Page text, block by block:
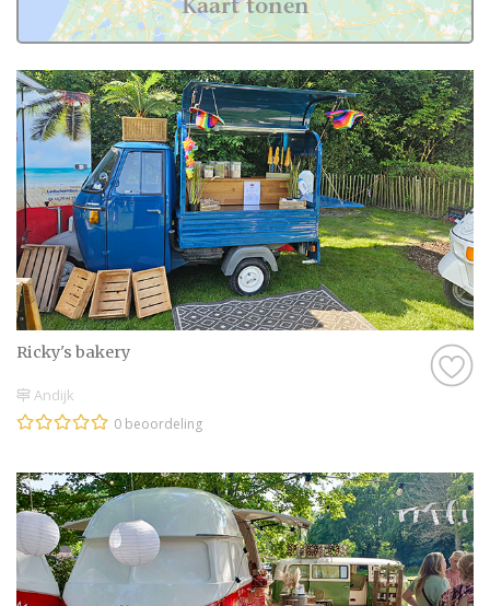
Want zij hebben het live ervaren en zijn
natuurlijk kritische beoordelaars!
Daarom hebben wij bij elke professional op
onze website een beoordeling van echte
bruidsparen staan. Indien deze al
beoordeeld is, natuurlijk. Soms vind je
namelijk ook nieuwe professionals op onze
website, en dan is het misschien wel aan
jullie om de eerste beoordeling te schrijven!
Hoe dan ook, je kunt er zeker van zijn dat je
een geweldige ervaring krijgt met de
Foodtrucks in Andijk op onze website. Het
zijn stuk voor stuk professionals die als
missie hebben om jullie een onvergetelijke
dag te bezorgen.
Genieten van de leukste Foodtrucks in
Andijk
Zijn jullie er nog niet helemaal aan toe om
een Foodtrucks in Andijk te contacteren?
Ricky's bakery
Andijk
0 beoordeling
Kaart tonen